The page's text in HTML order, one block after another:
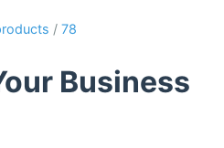
/ 78
Business